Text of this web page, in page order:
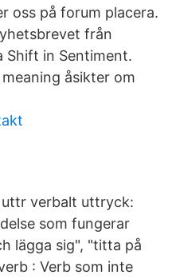
oss på forum placera.
från
Shift in Sentiment.
åsikter om
verbalt uttryck:
som fungerar
lägga sig", "titta på
: Verb som inte